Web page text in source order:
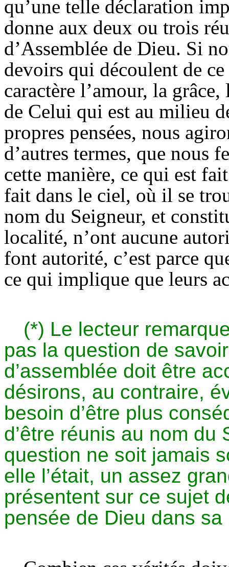
qu’une telle déclaration
donne aux deux ou trois
d’Assemblée de Dieu. Si
devoirs qui découlent de
caractère l’amour, la
de Celui qui est au milieu
propres pensées, nous
d’autres termes, que nous
cette manière, ce qui est
fait dans le ciel, où il se
nom du Seigneur, et
localité, n’ont aucune
font autorité, c’est parce
ce qui implique que leurs
(*) Le lecteur
pas la question de
d’assemblée doit être
désirons, au contraire,
besoin d’être plus
d’être réunis au nom du
question ne soit jamais
elle l’était, un assez
présentent sur ce sujet
pensée de Dieu dans sa